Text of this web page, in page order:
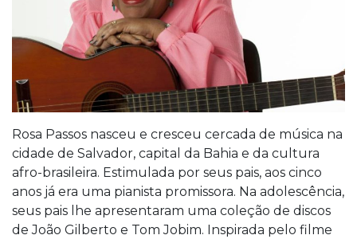
Rosa Passos nasceu e cresceu cercada de música na
cidade de Salvador, capital da Bahia e da cultura
afro-brasileira. Estimulada por seus pais, aos cinco
anos já era uma pianista promissora. Na adolescência,
seus pais lhe apresentaram uma coleção de discos
de João Gilberto e Tom Jobim. Inspirada pelo filme